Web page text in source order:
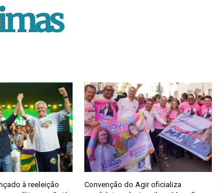
à reeleição
Convenção do Agir oficializa